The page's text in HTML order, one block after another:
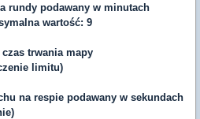
rundy podawany w minutach
wartość: 9
trwania mapy
limitu)
na respie podawany w sekundach